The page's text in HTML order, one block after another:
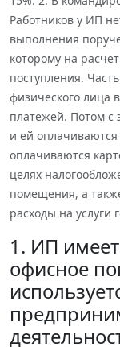
Работников у ИП
выполнения
которому на
поступления.
физического лица
платежей. Потом с
и ей
оплачиваются
целях
помещения, а
расходы на услуги
1. ИП
офисное